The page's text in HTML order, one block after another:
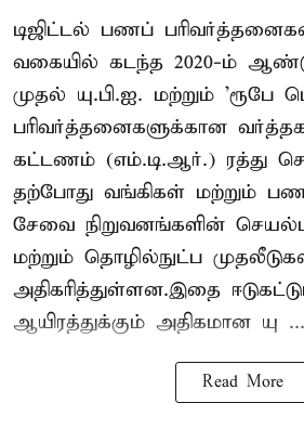
டிஜிட்டல் பணப்
வகையில் கடந்த 2020-ம்
முதல் யு.பி.ஐ. மற்றும் 'ரூபே
பரிவர்த்தனைகளுக்கான
கட்டணம் (எம்.டி.ஆர்.) ரத்து
தற்போது வங்கிகள் மற்றும்
சேவை நிறுவனங்களின்
மற்றும் தொழில்நுட்ப
அதிகரித்துள்ளன.இதை
ஆயிரத்துக்கும் அதிகமான யு ...
Read More